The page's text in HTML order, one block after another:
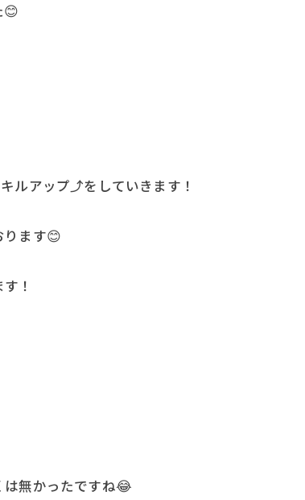
😊
ルアップ⤴️をしていきます！
ります😊
！
は無かったですね😂